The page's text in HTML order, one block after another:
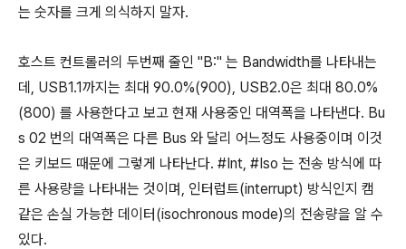
는 숫자를 크게 의식하지 말자.
호스트 컨트롤러의 두번째 줄인 "B:" 는 Bandwidth를 나타내는
데, USB1.1까지는 최대 90.0%(900), USB2.0은 최대 80.0%
(800) 를 사용한다고 보고 현재 사용중인 대역폭을 나타낸다. Bu
s 02 번의 대역폭은 다른 Bus 와 달리 어느정도 사용중이며 이것
은 키보드 때문에 그렇게 나타난다. #Int, #Iso 는 전송 방식에 따
른 사용량을 나타내는 것이며, 인터럽트(interrupt) 방식인지 캠
같은 손실 가능한 데이터(isochronous mode)의 전송량을 알 수
있다.